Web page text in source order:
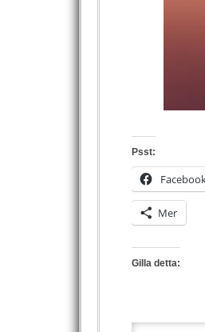
Psst:
Mer
Gilla detta: